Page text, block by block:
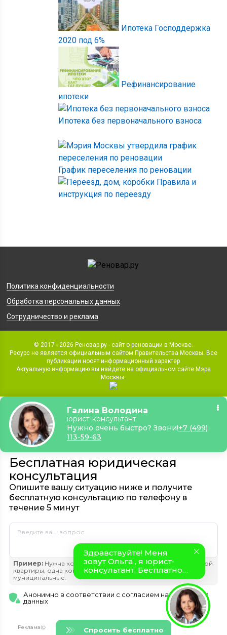
Ипотека Господдержка
2020 под 6%
Рефинансирование
ипотеки
Ипотека без первоначального взноса
График переселения по реновации
Правила и
инструкция по переезду
Политика конфиденциальности
Обработка персональных данных
Сотрудничество и реклама
© 2017 - 2026 Реновар.ру - сайт о реновации в Москве.
Ресурс не является официальным сайтом Правительства Москвы. Все
публикации носят информационный характер
Актуальную информацию вы найдете на официальном сайте Мэра
Москвы.